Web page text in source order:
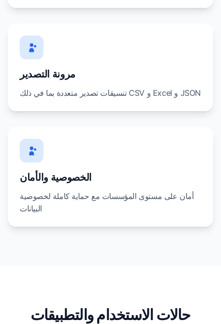
مرونة التصدير
تنسيقات تصدير متعددة بما في ذلك CSV و Excel و JSON
الخصوصية والأمان
أمان على مستوى المؤسسات مع حماية كاملة لخصوصية
البيانات
حالات الاستخدام والتطبيقات